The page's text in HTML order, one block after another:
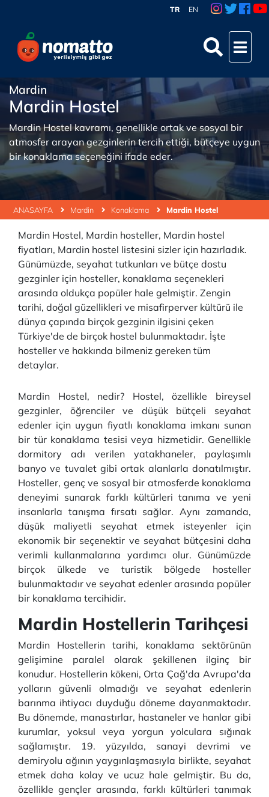
TR EN
ANASAYFA Mardin Konaklama Mardin Hostel
Mardin
Mardin Hostel
Mardin Hostel kavramı, genellikle ortak ve sosyal bir
atmosfer arayan gezginlerin tercih ettiği, bütçeye uygun
bir konaklama seçeneğini ifade eder.
Mardin Hostel, Mardin hosteller, Mardin hostel
fiyatları, Mardin hostel listesini sizler için hazırladık.
Günümüzde, seyahat tutkunları ve bütçe dostu
gezginler için hosteller, konaklama seçenekleri
arasında oldukça popüler hale gelmiştir. Zengin
tarihi, doğal güzellikleri ve misafirperver kültürü ile
dünya çapında birçok gezginin ilgisini çeken
Türkiye'de de birçok hostel bulunmaktadır. İşte
hosteller ve hakkında bilmeniz gereken tüm
detaylar.
Mardin Hostel, nedir? Hostel, özellikle bireysel
gezginler, öğrenciler ve düşük bütçeli seyahat
edenler için uygun fiyatlı konaklama imkanı sunan
bir tür konaklama tesisi veya hizmetidir. Genellikle
dormitory adı verilen yatakhaneler, paylaşımlı
banyo ve tuvalet gibi ortak alanlarla donatılmıştır.
Hosteller, genç ve sosyal bir atmosferde konaklama
deneyimi sunarak farklı kültürleri tanıma ve yeni
insanlarla tanışma fırsatı sağlar. Aynı zamanda,
düşük maliyetli seyahat etmek isteyenler için
ekonomik bir seçenektir ve seyahat bütçesini daha
verimli kullanmalarına yardımcı olur. Günümüzde
birçok ülkede ve turistik bölgede hosteller
bulunmaktadır ve seyahat edenler arasında popüler
bir konaklama tercihidir.
Mardin Hostellerin Tarihçesi
Mardin Hostellerin tarihi, konaklama sektörünün
gelişimine paralel olarak şekillenen ilginç bir
konudur. Hostellerin kökeni, Orta Çağ'da Avrupa'da
yolların güvenli olmadığı ve seyahat edenlerin
barınma ihtiyacı duyduğu döneme dayanmaktadır.
Bu dönemde, manastırlar, hastaneler ve hanlar gibi
kurumlar, yoksul veya yorgun yolculara sığınak
sağlamıştır. 19. yüzyılda, sanayi devrimi ve
demiryolu ağının yaygınlaşmasıyla birlikte, seyahat
etmek daha kolay ve ucuz hale gelmiştir. Bu da,
özellikle gençler arasında, farklı kültürleri tanımak